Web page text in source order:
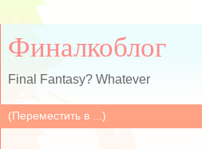
Финалкоблог
Final Fantasy? Whatever